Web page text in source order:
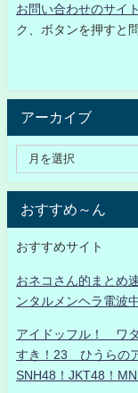
お問い合わせのサイ
ク、ボタンを押すと
アーカイブ
おすすめ～ん
おすすめサイト
おネコさん的まとめ
ンタルメンヘラ電波
アイドッフル！ ワ
すき！23 ひうらの
SNH48！JKT48！